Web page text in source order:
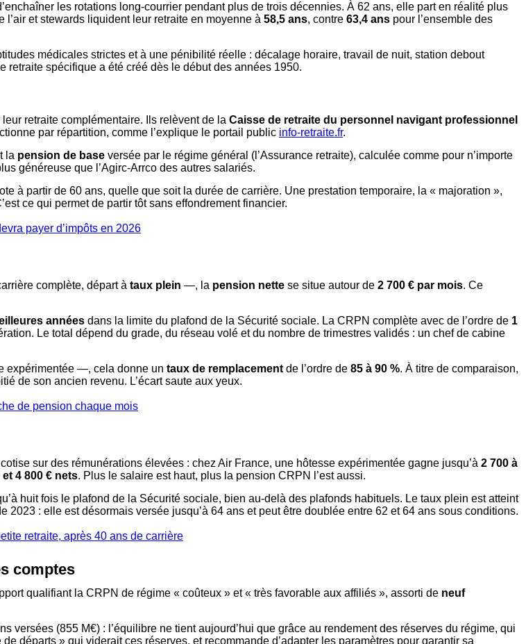
les rotations long-courrier pendant plus de trois décennies. À 62 ans, elle part en réalité plus
et stewards liquident leur retraite en moyenne à 58,5 ans, contre 63,4 ans pour l’ensemble des
médicales strictes et à une pénibilité réelle : décalage horaire, travail de nuit, station debout
retraite spécifique a été créé dès le début des années 1950.
retraite complémentaire. Ils relèvent de la Caisse de retraite du personnel navigant professionnel
par répartition, comme l’explique le portail public info-retraite.fr.
la pension de base versée par le régime général (l’Assurance retraite), calculée comme pour n’importe
généreuse que l’Agirc-Arrco des autres salariés.
à partir de 60 ans, quelle que soit la durée de carrière. Une prestation temporaire, la « majoration »,
ce qui permet de partir tôt sans effondrement financier.
payer d’impôts en 2026
complète, départ à taux plein —, la pension nette se situe autour de 2 700 € par mois. Ce
années dans la limite du plafond de la Sécurité sociale. La CRPN complète avec de l’ordre de 1
Le total dépend du grade, du réseau volé et du nombre de trimestres validés : un chef de cabine
expérimentée —, cela donne un taux de remplacement de l’ordre de 85 à 90 %. À titre de comparaison,
de son ancien revenu. L’écart saute aux yeux.
de pension chaque mois
sur des rémunérations élevées : chez Air France, une hôtesse expérimentée gagne jusqu’à 2 700 à
et 4 800 € nets. Plus le salaire est haut, plus la pension CRPN l’est aussi.
huit fois le plafond de la Sécurité sociale, bien au-delà des plafonds habituels. Le taux plein est atteint
2023 : elle est désormais versée jusqu’à 64 ans et peut être doublée entre 62 et 64 ans sous conditions.
retraite, après 40 ans de carrière
comptes
qualifiant la CRPN de régime « coûteux » et « très favorable aux affiliés », assorti de neuf
versées (855 M€) : l’équilibre ne tient aujourd’hui que grâce au rendement des réserves du régime, qui
départs » qui viderait ces réserves, et recommande d’adapter les paramètres pour garantir sa